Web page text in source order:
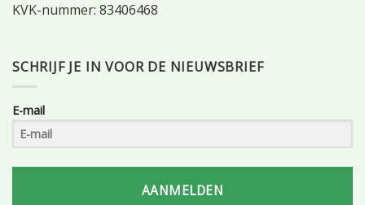
KVK-nummer: 83406468
SCHRIJF JE IN VOOR DE NIEUWSBRIEF
E-mail
AANMELDEN